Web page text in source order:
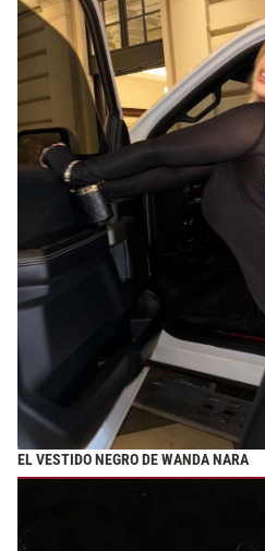
EL VESTIDO NEGRO DE WANDA NARA